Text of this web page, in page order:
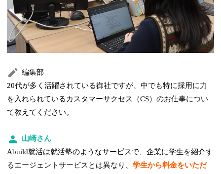
編集部
20代が多く活躍されている御社ですが、中でも特に採用に力
を入れられているカスタマーサクセス（CS）のお仕事につい
て教えてください。
山崎さん
Abuild就活は就活塾のようなサービスで、企業に学生を紹介す
るエージェントサービスとは異なり、学生から料金をいただ